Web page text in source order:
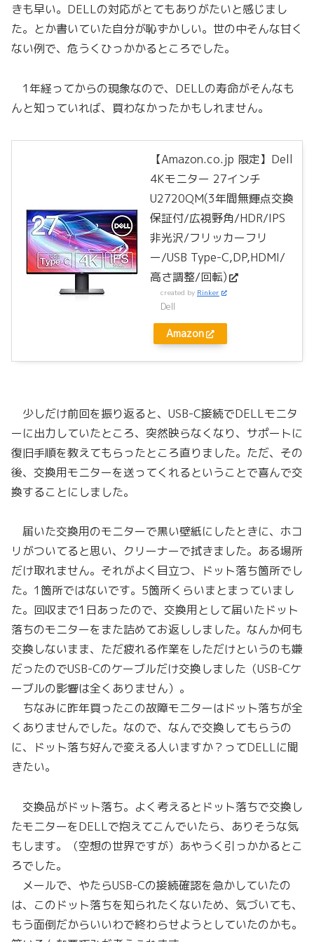
きも早い。DELLの対応がとてもありがたいと感じまし
た。とか書いていた自分が恥ずかしい。世の中そんな甘く
ない例で、危うくひっかかるところでした。
1年経ってからの現象なので、DELLの寿命がそんなも
んと知っていれば、買わなかったかもしれません。
【Amazon.co.jp 限定】Dell
4Kモニター 27インチ
U2720QM(3年間無輝点交換
保証付/広視野角/HDR/IPS
非光沢/フリッカーフリ
ー/USB Type-C,DP,HDMI/
高さ調整/回転)
created by Rinker
Dell
Amazon
少しだけ前回を振り返ると、USB-C接続でDELLモニタ
ーに出力していたところ、突然映らなくなり、サポートに
復旧手順を教えてもらったところ直りました。ただ、その
後、交換用モニターを送ってくれるということで喜んで交
換することにしました。
届いた交換用のモニターで黒い壁紙にしたときに、ホコ
リがついてると思い、クリーナーで拭きました。ある場所
だけ取れません。それがよく目立つ、ドット落ち箇所でし
た。1箇所ではないです。5箇所くらいまとまっていまし
た。回収まで1日あったので、交換用として届いたドット
落ちのモニターをまた詰めてお返ししました。なんか何も
交換しないまま、ただ疲れる作業をしただけというのも嫌
だったのでUSB-Cのケーブルだけ交換しました（USB-Cケ
ーブルの影響は全くありません）。
ちなみに昨年買ったこの故障モニターはドット落ちが全
くありませんでした。なので、なんで交換してもらうの
に、ドット落ち好んで変える人いますか？ってDELLに聞
きたい。
交換品がドット落ち。よく考えるとドット落ちで交換し
たモニターをDELLで抱えてこんでいたら、ありそうな気
もします。（空想の世界ですが）あやうく引っかかるとこ
ろでした。
メールで、やたらUSB-Cの接続確認を急かしていたの
は、このドット落ちを知られたくないため、気づいても、
もう面倒だからいいわで終わらせようとしていたのかも。